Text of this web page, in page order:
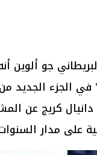
جو ألوين
كريج عن
على مدار